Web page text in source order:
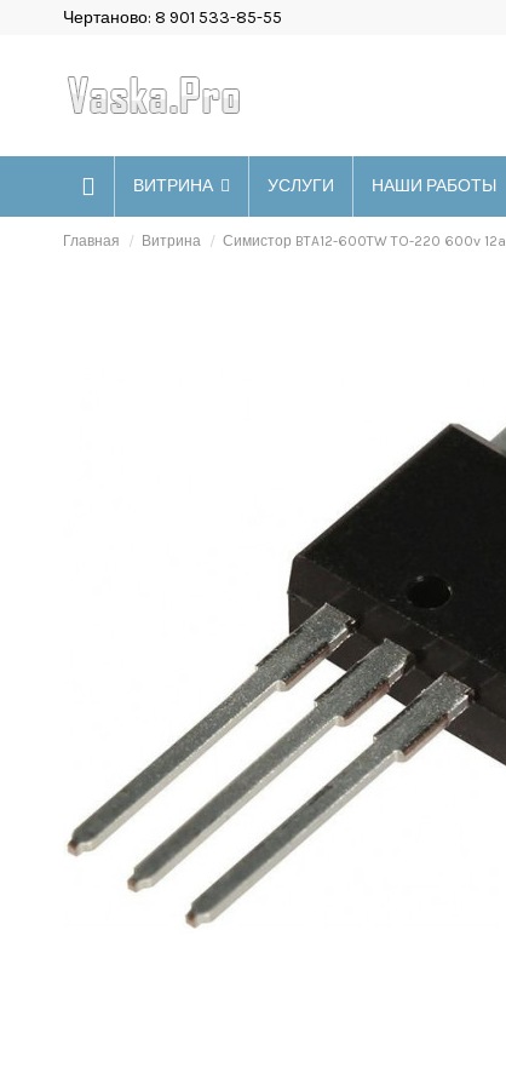
Чертаново: 8 901 533-85-55
ВИТРИНА УСЛУГИ НАШИ РАБОТЫ
Главная Витрина Симистор BTA12-600TW TO-220 600v 12a